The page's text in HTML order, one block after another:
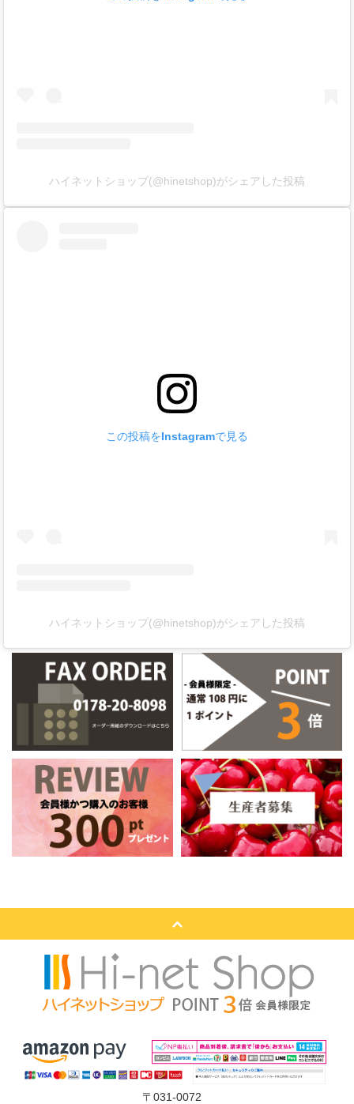
ハイネットショップ(@hinetshop)がシェアした投稿
この投稿をInstagramで見る
ハイネットショップ(@hinetshop)がシェアした投稿
〒031-0072